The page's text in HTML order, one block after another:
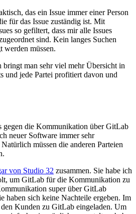
das ein Issue immer einer Person
für das Issue zuständig ist. Mit
so gefiltert, dass mir alle Issues
sind. Kein langes Suchen
werden müssen.
man sehr viel mehr Übersicht in
und jede Partei profitiert davon und
gegen die Kommunikation über GitLab
neuer Software immer sehr
müssen die anderen Parteien
von Studio 32 zusammen. Sie habe ich
um GitLab für die Kommunikation zu
super über GitLab
haben sich keine Nachteile ergeben. Im
Kunden zu GitLab eingeladen. Um